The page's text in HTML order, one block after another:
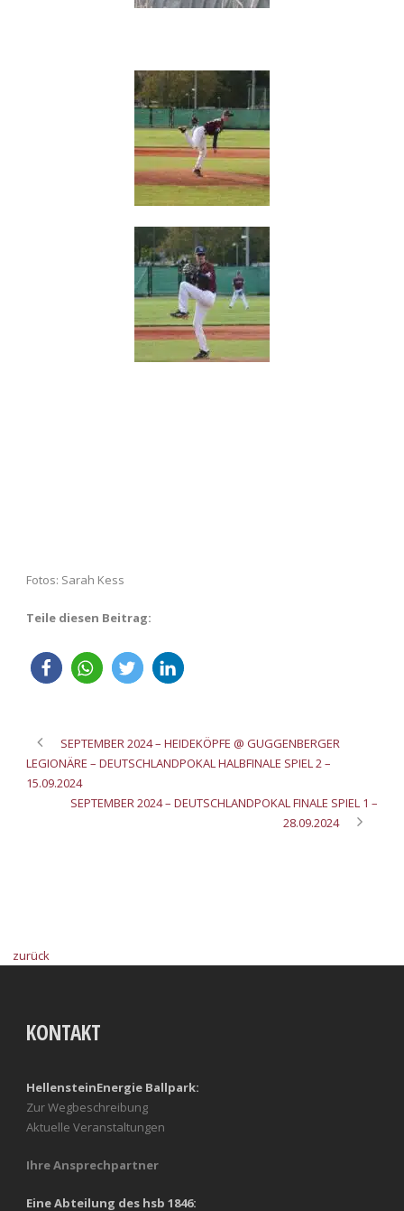
Fotos: Sarah Kess
Teile diesen Beitrag:
SEPTEMBER 2024 – HEIDEKÖPFE @ GUGGENBERGER
LEGIONÄRE – DEUTSCHLANDPOKAL HALBFINALE SPIEL 2 –
15.09.2024
SEPTEMBER 2024 – DEUTSCHLANDPOKAL FINALE SPIEL 1 –
28.09.2024
zurück
KONTAKT
HellensteinEnergie Ballpark:
Zur Wegbeschreibung
Aktuelle Veranstaltungen
Ihre Ansprechpartner
Eine Abteilung des hsb 1846: